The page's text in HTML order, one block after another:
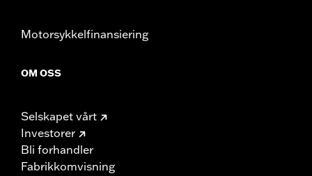
Motorsykkelfinansiering
OM OSS
Selskapet vårt
Investorer
Bli forhandler
Fabrikkomvisning